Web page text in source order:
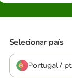
Selecionar país
Portugal / pt